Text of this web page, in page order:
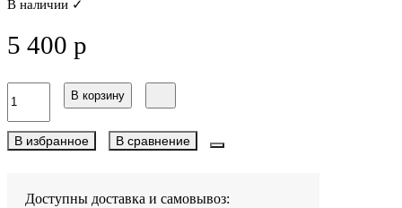
В наличии ✓
5 400 р
В корзину
В избранное В сравнение
Доступны доставка и самовывоз: